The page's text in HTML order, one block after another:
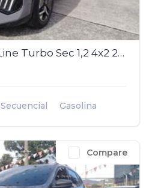
Peugeot 2008 GT Line Turbo Sec 1,2 4x2 2025
Secuencial
Gasolina
Compare